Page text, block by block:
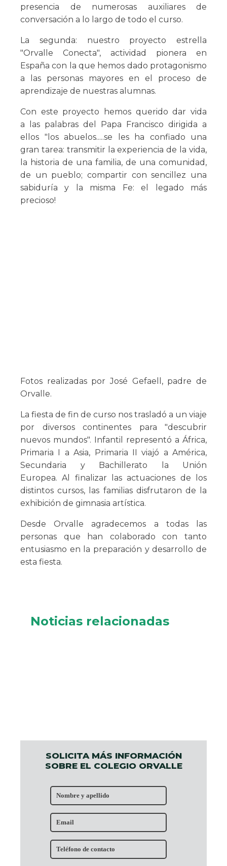
SOLICITA MÁS INFORMACIÓN
SOBRE EL COLEGIO ORVALLE
presencia de numerosas auxiliares de
conversación a lo largo de todo el curso.
La segunda: nuestro proyecto estrella
"Orvalle Conecta", actividad pionera en
España con la que hemos dado protagonismo
a las personas mayores en el proceso de
aprendizaje de nuestras alumnas.
Con este proyecto hemos querido dar vida
a las palabras del Papa Francisco dirigida a
ellos "los abuelos.....se les ha confiado una
gran tarea: transmitir la experiencia de la vida,
la historia de una familia, de una comunidad,
de un pueblo; compartir con sencillez una
sabiduría y la misma Fe: el legado más
precioso!
Fotos realizadas por José Gefaell, padre de
Orvalle.
La fiesta de fin de curso nos trasladó a un viaje
por diversos continentes para "descubrir
nuevos mundos". Infantil representó a África,
Primaria I a Asia, Primaria II viajó a América,
Secundaria y Bachillerato la Unión
Europea. Al finalizar las actuaciones de los
distintos cursos, las familias disfrutaron de la
exhibición de gimnasia artística.
Desde Orvalle agradecemos a todas las
personas que han colaborado con tanto
entusiasmo en la preparación y desarrollo de
esta fiesta.
Noticias relacionadas